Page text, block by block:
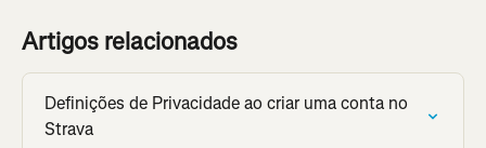
Artigos relacionados
Definições de Privacidade ao criar uma conta no
Strava